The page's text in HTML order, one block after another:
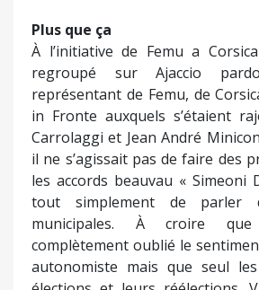
Plus que ça
À l’initiative de Femu a
regroupé sur Ajaccio
représentant de Femu, de
in Fronte auxquels s’étaient
Carrolaggi et Jean André
il ne s’agissait pas de faire des
les accords beauvau « Simeoni
tout simplement de parler
municipales. À croire
complètement oublié le
autonomiste mais que seul